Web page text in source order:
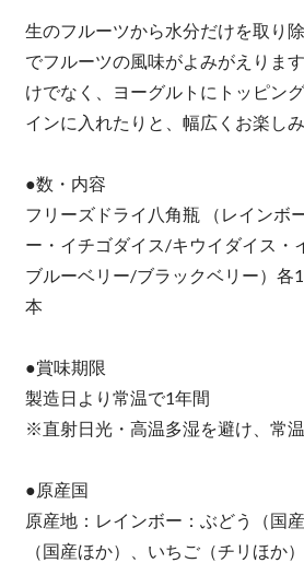
生のフルーツから水分だけを取り
でフルーツの風味がよみがえりま
けでなく、ヨーグルトにトッピン
インに入れたりと、幅広くお楽し
●数・内容
フリーズドライ八角瓶 （レインボ
ー・イチゴダイス/キウイダイス・
ブルーベリー/ブラックベリー）各
本
●賞味期限
製造日より常温で1年間
※直射日光・高温多湿を避け、常
●原産国
原産地：レインボー：ぶどう（国
（国産ほか）、いちご（チリほか